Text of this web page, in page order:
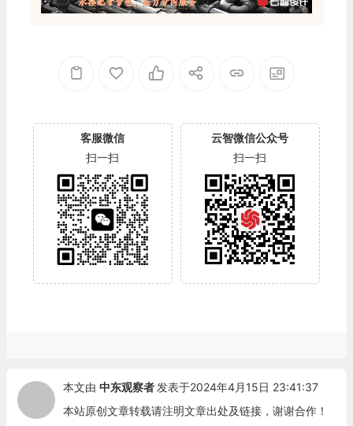
客服微信
扫一扫
云智微信公众号
扫一扫
本文由 中东观察者 发表于2024年4月15日 23:41:37
本站原创文章转载请注明文章出处及链接，谢谢合作！